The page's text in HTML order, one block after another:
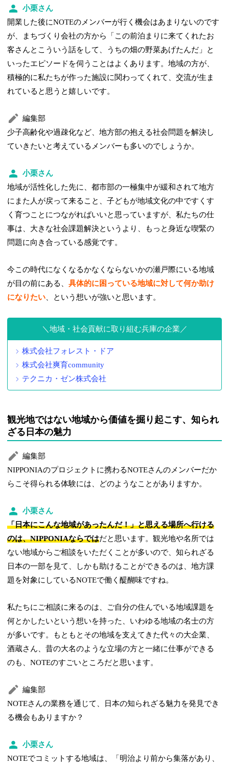
小栗さん
開業した後にNOTEのメンバーが行く機会はあまりないのです
が、まちづくり会社の方から「この前泊まりに来てくれたお
客さんとこういう話をして、うちの畑の野菜あげたんだ」と
いったエピソードを伺うことはよくあります。地域の方が、
積極的に私たちが作った施設に関わってくれて、交流が生ま
れていると思うと嬉しいです。
編集部
少子高齢化や過疎化など、地方部の抱える社会問題を解決し
ていきたいと考えているメンバーも多いのでしょうか。
小栗さん
地域が活性化した先に、都市部の一極集中が緩和されて地方
にまた人が戻って来ること、子どもが地域文化の中ですくす
く育つことにつながればいいと思っていますが、私たちの仕
事は、大きな社会課題解決というより、もっと身近な喫緊の
問題に向き合っている感覚です。
今この時代になくなるかなくならないかの瀬戸際にいる地域
が目の前にある、具体的に困っている地域に対して何か助け
になりたい 、という想いが強いと思います。
地域・社会貢献に取り組む兵庫の企業
株式会社フォレスト・ドア
株式会社爽育community
テクニカ・ゼン株式会社
観光地ではない地域から価値を掘り起こす、知られ
ざる日本の魅力
編集部
NIPPONIAのプロジェクトに携わるNOTEさんのメンバーだか
らこそ得られる体験には、どのようなことがありますか。
小栗さん
「日本にこんな地域があったんだ！」と思える場所へ行ける
のは、NIPPONIAならではだと思います。観光地や名所では
ない地域からご相談をいただくことが多いので、知られざる
日本の一部を見て、しかも助けることができるのは、地方課
題を対象にしているNOTEで働く醍醐味ですね。
私たちにご相談に来るのは、ご自分の住んでいる地域課題を
何とかしたいという想いを持った、いわゆる地域の名士の方
が多いです。もともとその地域を支えてきた代々の大企業、
酒蔵さん、昔の大名のような立場の方と一緒に仕事ができる
のも、NOTEのすごいところだと思います。
編集部
NOTEさんの業務を通じて、日本の知られざる魅力を発見でき
る機会もありますか？
小栗さん
NOTEでコミットする地域は、「明治より前から集落があり、